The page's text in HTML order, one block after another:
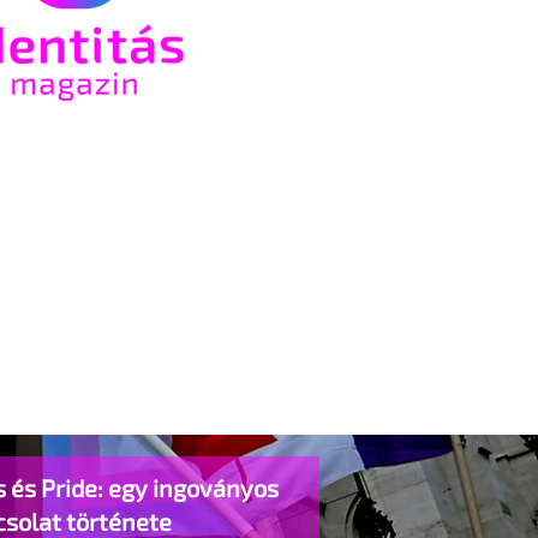
és Pride: egy ingoványos
története